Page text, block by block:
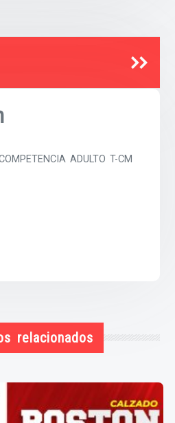
ADULTO T-CM
relacionados